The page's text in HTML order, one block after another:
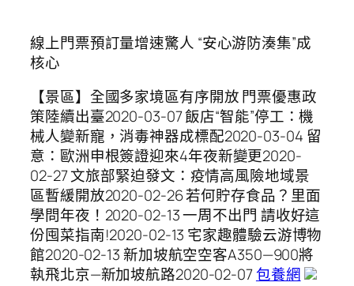
線上門票預訂量增速驚人 “安心游防湊集”成
核心
【景區】全國多家境區有序開放 門票優惠政
策陸續出臺2020-03-07 飯店“智能”停工：機
械人變新寵，消毒神器成標配2020-03-04 留
意：歐洲申根簽證迎來4年夜新變更2020-
02-27 文旅部緊迫發文：疫情高風險地域景
區暫緩開放2020-02-26 若何貯存食品？里面
學問年夜！2020-02-13 一周不出門 請收好這
份囤菜指南!2020-02-13 宅家趣體驗云游博物
館2020-02-13 新加坡航空空客A350—900將
執飛北京—新加坡航路2020-02-07包養網